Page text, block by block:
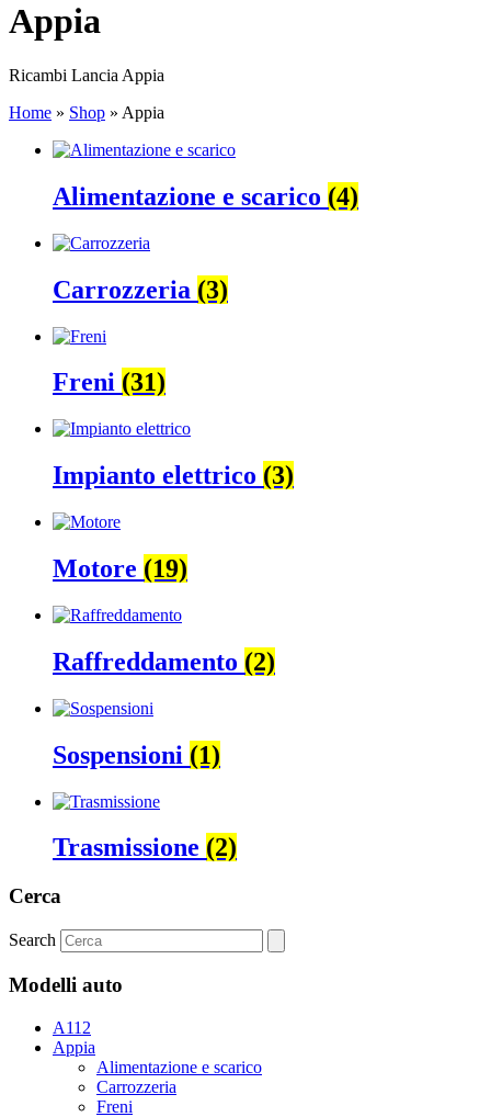
Appia
Ricambi Lancia Appia
Home » Shop » Appia
Alimentazione e scarico (4)
Carrozzeria (3)
Freni (31)
Impianto elettrico (3)
Motore (19)
Raffreddamento (2)
Sospensioni (1)
Trasmissione (2)
Cerca
Search
Modelli auto
A112
Appia
Alimentazione e scarico
Carrozzeria
Freni